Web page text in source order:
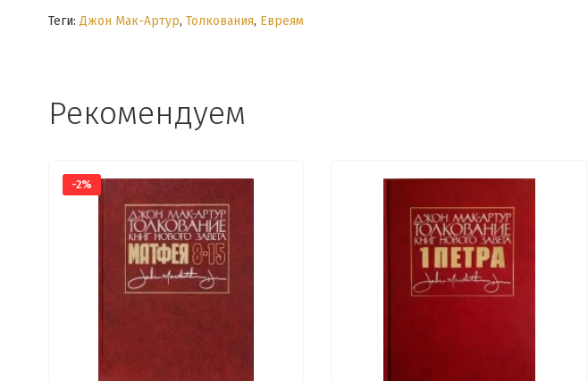
Теги: Джон Мак-Артур, Толкования, Евреям
Рекомендуем
-2%